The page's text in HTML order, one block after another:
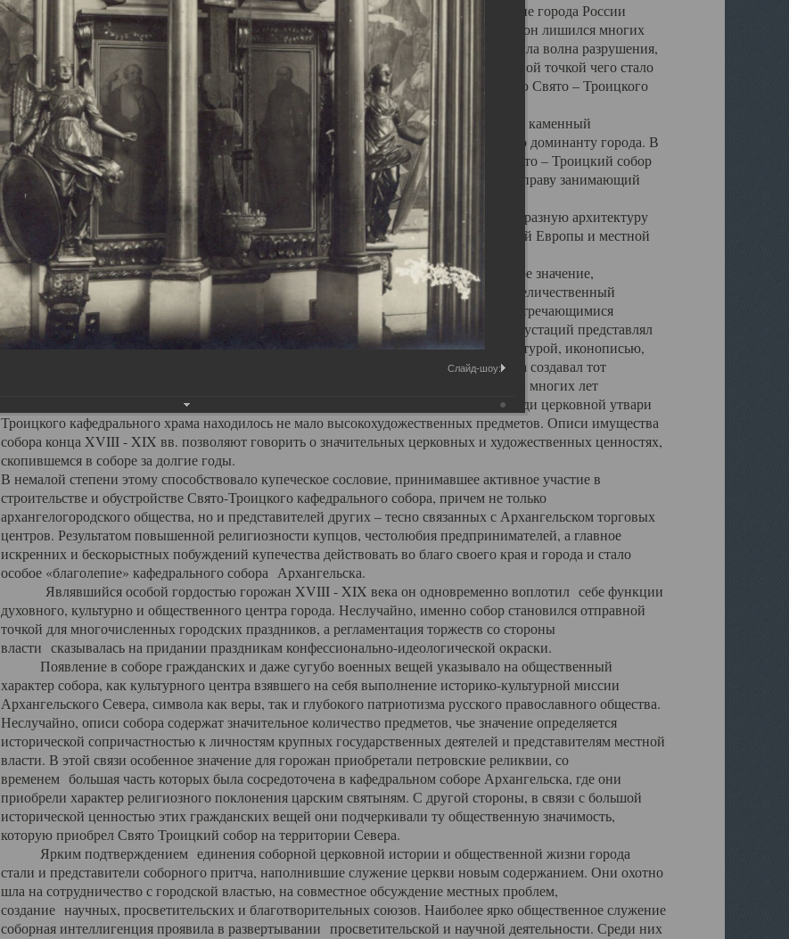
Сегодня мы можем говорить, что Архангельск в большей мере, чем другие губернские города России
пострадал от целенаправленных систематических разрушений, в результате которых он лишился многих
выдающихся памятников архитектуры. Больше всего по старому Архангельску ударила волна разрушения,
вызванная борьбой с религией, набравшая особую силу в конце 20 –х годов. Отправной точкой чего стало
разрушение православного центра архангельской губернии - ансамбля кафедрального Свято – Троицкого
собора Архангельска.
Возникнув в начале XVIII века в центре Архангельска, величественный каменный
двухэтажный Троицкий собор, сразу превратился в зрительную и градостроительную доминанту города. В
XVIII веке по масштабам ему не было равных на Севере. Вплоть до разрушения Свято – Троицкий собор
оставался самым высоким и значительным из городских строений Архангельска, по праву занимающий
второе место, после гостиных дворов, в градостроительной картине Архангельска.
Один из самых больших и светлых соборов России воплотил в себе яркую и своеобразную архитектуру
портового города с отраженными в ней архитектурными течениями России, Западной Европы и местной
архангелогородской школы церковного зодчества.
Масштабность, благолепие и богатство собора, вполне оправдывали его кафедральное значение,
заслуженно выделяя из многочисленных культовых построек города. Обширный и величественный
иконостас украшенный колоннами ионического стиля, с единственными нигде не встречающимися
царскими вратами, изящным фронтоном и множеством резных, символических инкрустаций представлял
собой поистине художественную ценность. В совокупности же с живописью, скульптурой, иконописью,
шитьем, многочисленными предметами церковной утвари интерьер Троицкого храма создавал тот
неповторимый красочный ансамбль декоративного убранства собора, на протяжении многих лет
поражающий воображение своих посетителей. В соборной ризнице, библиотеке, среди церковной утвари
Троицкого кафедрального храма находилось не мало высокохудожественных предметов. Описи имущества
собора конца XVIII - XIX вв. позволяют говорить о значительных церковных и художественных ценностях,
скопившемся в соборе за долгие годы.
В немалой степени этому способствовало купеческое сословие, принимавшее активное участие в
строительстве и обустройстве Свято-Троицкого кафедрального собора, причем не только
архангелогородского общества, но и представителей других – тесно связанных с Архангельском торговых
центров. Результатом повышенной религиозности купцов, честолюбия предпринимателей, а главное
искренних и бескорыстных побуждений купечества действовать во благо своего края и города и стало
особое «благолепие» кафедрального собора Архангельска.
Являвшийся особой гордостью горожан XVIII - XIX века он одновременно воплотил себе функции
духовного, культурно и общественного центра города. Неслучайно, именно собор становился отправной
точкой для многочисленных городских праздников, а регламентация торжеств со стороны
власти сказывалась на придании праздникам конфессионально-идеологической окраски.
Появление в соборе гражданских и даже сугубо военных вещей указывало на общественный
характер собора, как культурного центра взявшего на себя выполнение историко-культурной миссии
Архангельского Севера, символа как веры, так и глубокого патриотизма русского православного общества.
Неслучайно, описи собора содержат значительное количество предметов, чье значение определяется
исторической сопричастностью к личностям крупных государственных деятелей и представителям местной
власти. В этой связи особенное значение для горожан приобретали петровские реликвии, со
временем большая часть которых была сосредоточена в кафедральном соборе Архангельска, где они
приобрели характер религиозного поклонения царским святыням. С другой стороны, в связи с большой
исторической ценностью этих гражданских вещей они подчеркивали ту общественную значимость,
которую приобрел Свято Троицкий собор на территории Севера.
Ярким подтверждением единения соборной церковной истории и общественной жизни города
стали и представители соборного притча, наполнившие служение церкви новым содержанием. Они охотно
шла на сотрудничество с городской властью, на совместное обсуждение местных проблем,
создание научных, просветительских и благотворительных союзов. Наиболее ярко общественное служение
соборная интеллигенция проявила в развертывании просветительской и научной деятельности. Среди них
Слайд-шоу: